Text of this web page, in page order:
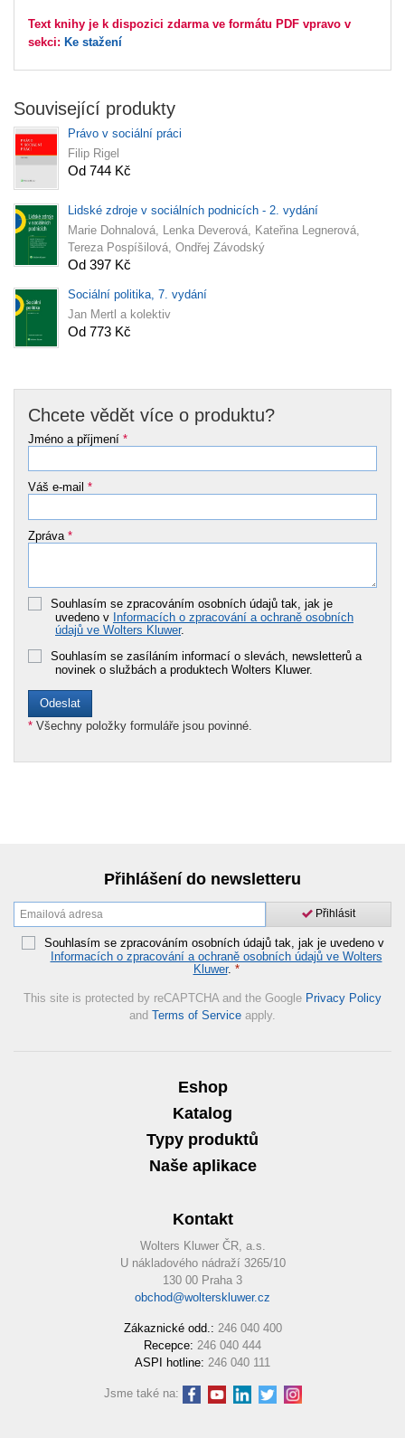
Text knihy je k dispozici zdarma ve formátu PDF vpravo v
sekci: Ke stažení
Související produkty
Právo v sociální práci
Filip Rigel
Od 744 Kč
Lidské zdroje v sociálních podnicích - 2. vydání
Marie Dohnalová, Lenka Deverová, Kateřina Legnerová,
Tereza Pospíšilová, Ondřej Závodský
Od 397 Kč
Sociální politika, 7. vydání
Jan Mertl a kolektiv
Od 773 Kč
Chcete vědět více o produktu?
Jméno a příjmení *
Váš e-mail *
Zpráva *
Souhlasím se zpracováním osobních údajů tak, jak je
uvedeno v Informacích o zpracování a ochraně osobních
údajů ve Wolters Kluwer.
Souhlasím se zasíláním informací o slevách, newsletterů a
novinek o službách a produktech Wolters Kluwer.
* Všechny položky formuláře jsou povinné.
Přihlášení do newsletteru
Přihlásit
Souhlasím se zpracováním osobních údajů tak, jak je uvedeno v
Informacích o zpracování a ochraně osobních údajů ve Wolters
Kluwer. *
This site is protected by reCAPTCHA and the Google Privacy Policy
and Terms of Service apply.
Eshop
Katalog
Typy produktů
Naše aplikace
Kontakt
Wolters Kluwer ČR, a.s.
U nákladového nádraží 3265/10
130 00 Praha 3
obchod@wolterskluwer.cz
Zákaznické odd.: 246 040 400
Recepce: 246 040 444
ASPI hotline: 246 040 111
Jsme také na: